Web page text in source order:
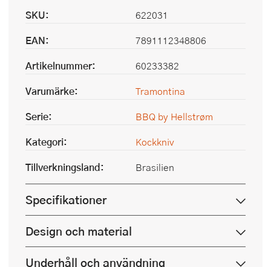
SKU:
622031
EAN:
7891112348806
Artikelnummer:
60233382
Varumärke:
Tramontina
Serie:
BBQ by Hellstrøm
Kategori:
Kockkniv
Tillverkningsland:
Brasilien
Specifikationer
Design och material
Underhåll och användning